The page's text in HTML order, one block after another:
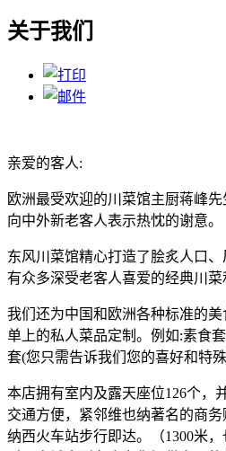
关于我们
亲爱的客人:
欧洲最受欢迎的川菜馆主厨蒋峰
向中外新老客人表示热忱的谢意。
东风川菜馆精心打造了脍炙人口
有众多深受老客人喜爱的经典川菜
我们还为中国和欧洲各种标准的
单上的私人菜品定制。例如:素食
套(您只需告诉我们您的喜好和特殊
本店拥有室内及露天座位126个，
交通方便，紧邻维也纳著名的商
纳西火车站步行即达。（1300米，